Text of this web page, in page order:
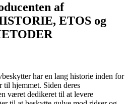
af
ETOS og
har en lang historie inden for
hjemmet. Siden deres
været dedikeret til at levere